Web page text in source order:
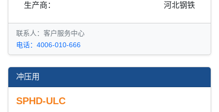
生产商： 河北钢铁
联系人：客户服务中心
电话：4006-010-666
冲压用
SPHD-ULC